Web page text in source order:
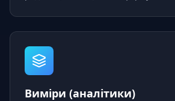
Виміри (аналітики)